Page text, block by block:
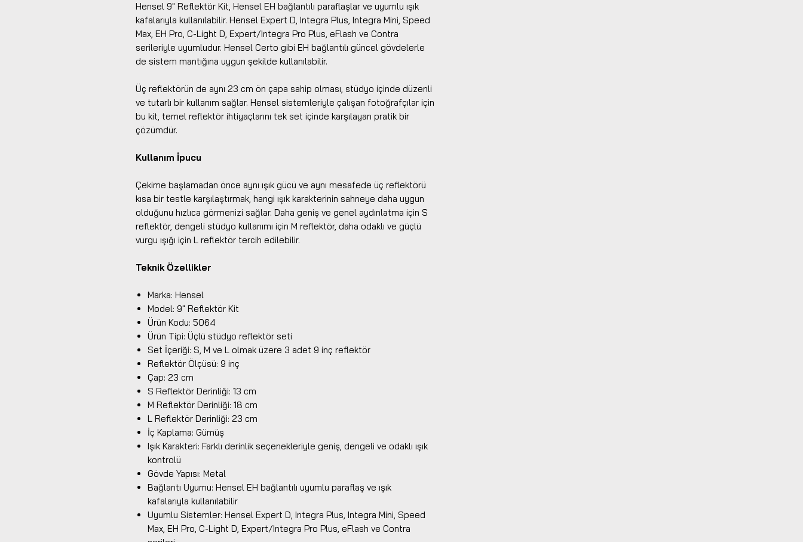
Hensel 9" Reflektör Kit, Hensel EH bağlantılı paraflaşlar ve uyumlu ışık
kafalarıyla kullanılabilir. Hensel Expert D, Integra Plus, Integra Mini, Speed
Max, EH Pro, C-Light D, Expert/Integra Pro Plus, eFlash ve Contra
serileriyle uyumludur. Hensel Certo gibi EH bağlantılı güncel gövdelerle
de sistem mantığına uygun şekilde kullanılabilir.
Üç reflektörün de aynı 23 cm ön çapa sahip olması, stüdyo içinde düzenli
ve tutarlı bir kullanım sağlar. Hensel sistemleriyle çalışan fotoğrafçılar için
bu kit, temel reflektör ihtiyaçlarını tek set içinde karşılayan pratik bir
çözümdür.
Kullanım İpucu
Çekime başlamadan önce aynı ışık gücü ve aynı mesafede üç reflektörü
kısa bir testle karşılaştırmak, hangi ışık karakterinin sahneye daha uygun
olduğunu hızlıca görmenizi sağlar. Daha geniş ve genel aydınlatma için S
reflektör, dengeli stüdyo kullanımı için M reflektör, daha odaklı ve güçlü
vurgu ışığı için L reflektör tercih edilebilir.
Teknik Özellikler
Marka: Hensel
Model: 9" Reflektör Kit
Ürün Kodu: 5064
Ürün Tipi: Üçlü stüdyo reflektör seti
Set İçeriği: S, M ve L olmak üzere 3 adet 9 inç reflektör
Reflektör Ölçüsü: 9 inç
Çap: 23 cm
S Reflektör Derinliği: 13 cm
M Reflektör Derinliği: 18 cm
L Reflektör Derinliği: 23 cm
İç Kaplama: Gümüş
Işık Karakteri: Farklı derinlik seçenekleriyle geniş, dengeli ve odaklı ışık
kontrolü
Gövde Yapısı: Metal
Bağlantı Uyumu: Hensel EH bağlantılı uyumlu paraflaş ve ışık
kafalarıyla kullanılabilir
Uyumlu Sistemler: Hensel Expert D, Integra Plus, Integra Mini, Speed
Max, EH Pro, C-Light D, Expert/Integra Pro Plus, eFlash ve Contra